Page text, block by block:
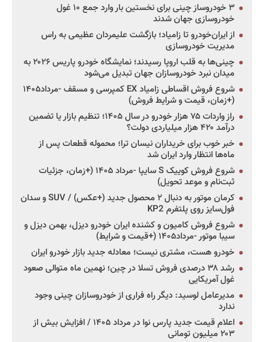
۳ خودروساز چینی برای نخستین بار وارد جمع ۱۰ غول
خودروسازی جهان شدند
از ایران‌خودرو تا زامیاد؛ بازگشت علیمردان عظیمی به راس
مدیریت خودروسازی
چینی‌ها به قلب اروپا رسیدند؛ نمایشگاه خودرو پاریس ۲۰۲۶ به
میدان نبرد خودروسازان جهان تبدیل می‌شود
شروع فروش اقساطی زامیاد EX کمپرسی و مسقف -مرداد۱۴۰۵
(+زمان، قیمت و شرایط فروش)
راز واردات ۷۵ هزار خودرو در سال ۱۴۰۵؛ تنظیم بازار یا تضمین
درآمد ۴۲۰ هزار میلیاردی دولت؟
خبر خوب برای خریداران نیسان ترا؛ محموله قطعات پس از
ماه‌ها انتظار وارد ایران شد
شروع فروش کوییک S سایپا -مرداد ۱۴۰۵ (+زمان، جزئیات
ثبت‌نام و موعد تحویل)
کرمان موتور به دنبال ۲ محصول جدید (+عکس) / SUV و سدان
فول‌سایز روی پلتفرم KP2
شروع فروش کامیون و کشنده ایران خودرو دیزل، بهمن دیزل و
سیبا موتور -مرداد۱۴۰۵ (+قیمت و شرایط)
خودرو هست، مشتری نیست؛ معادله جدید بازار خودرو ایران
رشد ۳۸ درصدی فروش تسلا در چین؛ نهمین ماه متوالی صعود
غول آمریکایی
مدیرعامل لوسید: دیگر راه فراری از خودروسازان چینی وجود
ندارد
اعلام قیمت جدید پارس نوا در مرداد ۱۴۰۵ / افزایش بیش از
۲۰۳ میلیون تومانی